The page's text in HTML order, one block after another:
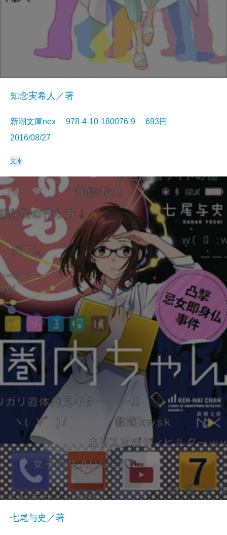
知念実希人／著
新潮文庫nex 978-4-10-180076-9 693円
2016/08/27
文庫
七尾与史／著